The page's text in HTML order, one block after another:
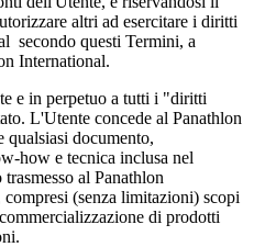
altri ad esercitare i diritti
secondo questi Termini, a
International.
e in perpetuo a tutti i "diritti
L'Utente concede al Panathlon
documento,
how e tecnica inclusa nel
al Panathlon
(senza limitazioni) scopi
di prodotti